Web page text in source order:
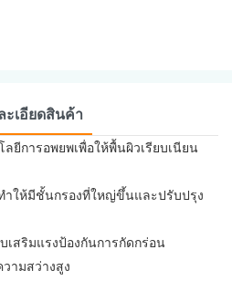
ะเอียดสินค้า
ยีการอพยพเพื่อให้พื้นผิวเรียบเนียน
ให้มีชั้นกรองที่ใหญ่ขึ้นและปรับปรุง
เสริมแรงป้องกันการกัดกร่อน
ามสว่างสูง